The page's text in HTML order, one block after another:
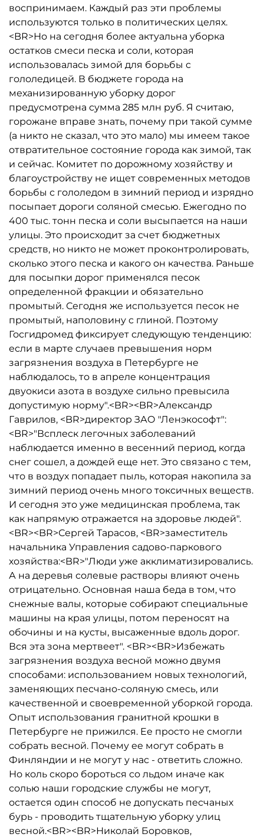
воспринимаем. Каждый раз эти проблемы
используются только в политических целях.
<BR>Но на сегодня более актуальна уборка
остатков смеси песка и соли, которая
использовалась зимой для борьбы с
гололедицей. В бюджете города на
механизированную уборку дорог
предусмотрена сумма 285 млн руб. Я считаю,
горожане вправе знать, почему при такой сумме
(а никто не сказал, что это мало) мы имеем такое
отвратительное состояние города как зимой, так
и сейчас. Комитет по дорожному хозяйству и
благоустройству не ищет современных методов
борьбы с гололедом в зимний период и изрядно
посыпает дороги соляной смесью. Ежегодно по
400 тыс. тонн песка и соли высыпается на наши
улицы. Это происходит за счет бюджетных
средств, но никто не может проконтролировать,
сколько этого песка и какого он качества. Раньше
для посыпки дорог применялся песок
определенной фракции и обязательно
промытый. Сегодня же используется песок не
промытый, наполовину с глиной. Поэтому
Госгидромед фиксирует следующую тенденцию:
если в марте случаев превышения норм
загрязнения воздуха в Петербурге не
наблюдалось, то в апреле концентрация
двуокиси азота в воздухе сильно превысила
допустимую норму".<BR><BR>Александр
Гаврилов, <BR>директор ЗАО "Ленэкософт":
<BR>"Всплеск легочных заболеваний
наблюдается именно в весенний период, когда
снег сошел, а дождей еще нет. Это связано с тем,
что в воздух попадает пыль, которая накопила за
зимний период очень много токсичных веществ.
И сегодня это уже медицинская проблема, так
как напрямую отражается на здоровье людей".
<BR><BR>Сергей Тарасов, <BR>заместитель
начальника Управления садово-паркового
хозяйства:<BR>"Люди уже акклиматизировались.
А на деревья солевые растворы влияют очень
отрицательно. Основная наша беда в том, что
снежные валы, которые собирают специальные
машины на края улицы, потом переносят на
обочины и на кусты, высаженные вдоль дорог.
Вся эта зона мертвеет". <BR><BR>Избежать
загрязнения воздуха весной можно двумя
способами: использованием новых технологий,
заменяющих песчано-соляную смесь, или
качественной и своевременной уборкой города.
Опыт использования гранитной крошки в
Петербурге не прижился. Ее просто не смогли
собрать весной. Почему ее могут собрать в
Финляндии и не могут у нас - ответить сложно.
Но коль скоро бороться со льдом иначе как
солью наши городские службы не могут,
остается один способ не допускать песчаных
бурь - проводить тщательную уборку улиц
весной.<BR><BR>Николай Боровков,